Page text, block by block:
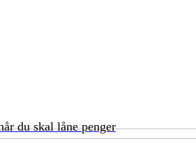
du skal låne penger